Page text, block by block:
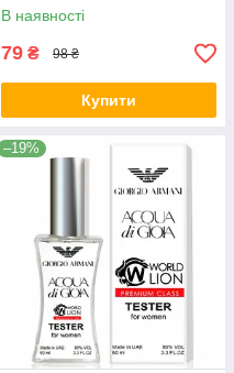
В наявності
79 ₴ 98 ₴
Купити
–19%